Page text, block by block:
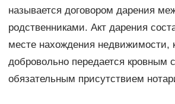
называется договором дарения
родственниками. Акт дарения
месте нахождения недвижимости,
добровольно передается кровным
обязательным присутствием